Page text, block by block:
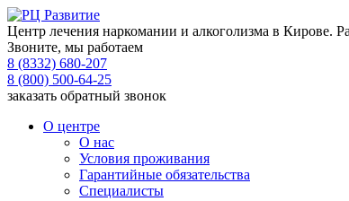
Центр лечения наркомании и алкоголизма в Кирове.
Звоните, мы работаем
8 (8332) 680-207
8 (800) 500-64-25
заказать обратный звонок
О центре
О нас
Условия проживания
Гарантийные обязательства
Специалисты